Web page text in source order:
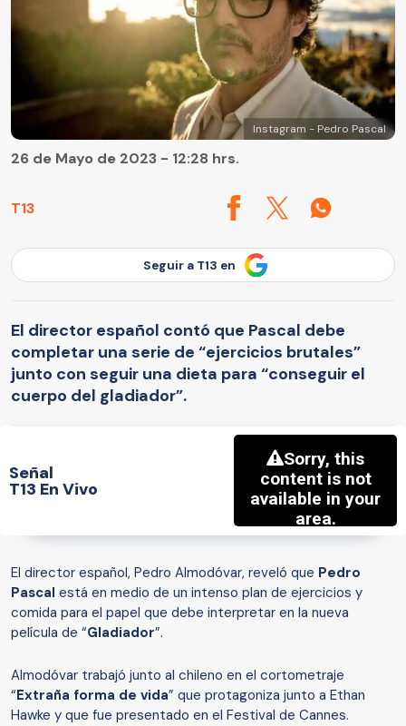
Instagram - Pedro Pascal
T13
26 de Mayo de 2023 - 12:28 hrs.
Seguir a T13 en
El director español contó que Pascal debe
completar una serie de “ejercicios brutales”
junto con seguir una dieta para “conseguir el
cuerpo del gladiador”.
Señal
T13 En Vivo
El director español, Pedro Almodóvar, reveló que Pedro
Pascal está en medio de un intenso plan de ejercicios y
comida para el papel que debe interpretar en la nueva
película de “Gladiador”.
Almodóvar trabajó junto al chileno en el cortometraje
“Extraña forma de vida” que protagoniza junto a Ethan
Hawke y que fue presentado en el Festival de Cannes.